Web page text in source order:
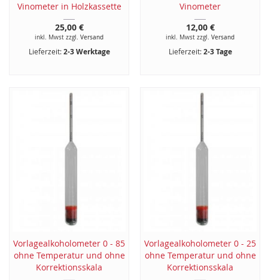
Vinometer in Holzkassette
25,00 €
inkl. Mwst zzgl. Versand
Lieferzeit:2-3 Werktage
Vinometer
12,00 €
inkl. Mwst zzgl. Versand
Lieferzeit:2-3 Tage
Vorlagealkoholometer 0 - 85
ohne Temperatur und ohne
Korrektionsskala
Vorlagealkoholometer 0 - 25
ohne Temperatur und ohne
Korrektionsskala